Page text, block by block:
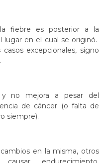
fiebre es posterior a la
en el cual se originó.
excepcionales, signo
no mejora a pesar del
de cáncer (o falta de
siempre).
en la misma, otros